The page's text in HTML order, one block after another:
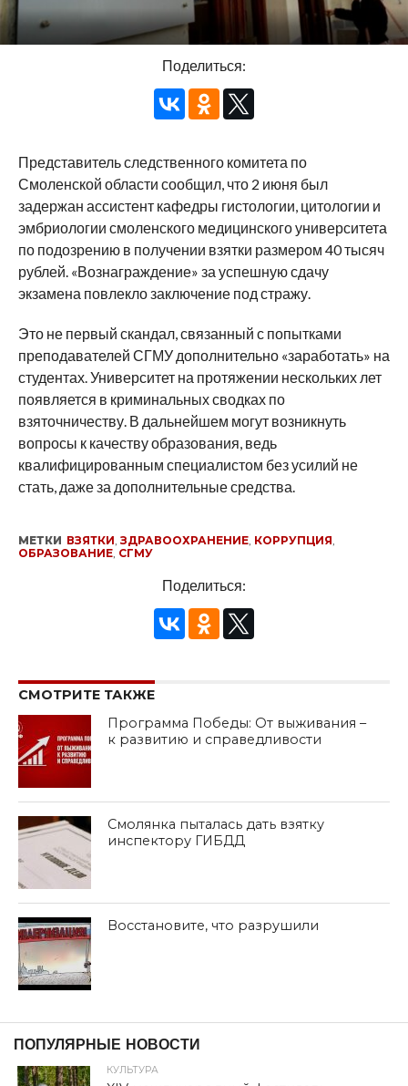
Поделиться:
Представитель следственного комитета по
Смоленской области сообщил, что 2 июня был
задержан ассистент кафедры гистологии, цитологии и
эмбриологии смоленского медицинского университета
по подозрению в получении взятки размером 40 тысяч
рублей. «Вознаграждение» за успешную сдачу
экзамена повлекло заключение под стражу.
Это не первый скандал, связанный с попытками
преподавателей СГМУ дополнительно «заработать» на
студентах. Университет на протяжении нескольких лет
появляется в криминальных сводках по
взяточничеству. В дальнейшем могут возникнуть
вопросы к качеству образования, ведь
квалифицированным специалистом без усилий не
стать, даже за дополнительные средства.
МЕТКИ ВЗЯТКИ, ЗДРАВООХРАНЕНИЕ, КОРРУПЦИЯ,
ОБРАЗОВАНИЕ, СГМУ
Поделиться:
СМОТРИТЕ ТАКЖЕ
Программа Победы: От выживания –
к развитию и справедливости
Смолянка пыталась дать взятку
инспектору ГИБДД
Восстановите, что разрушили
ОБЩЕСТВО